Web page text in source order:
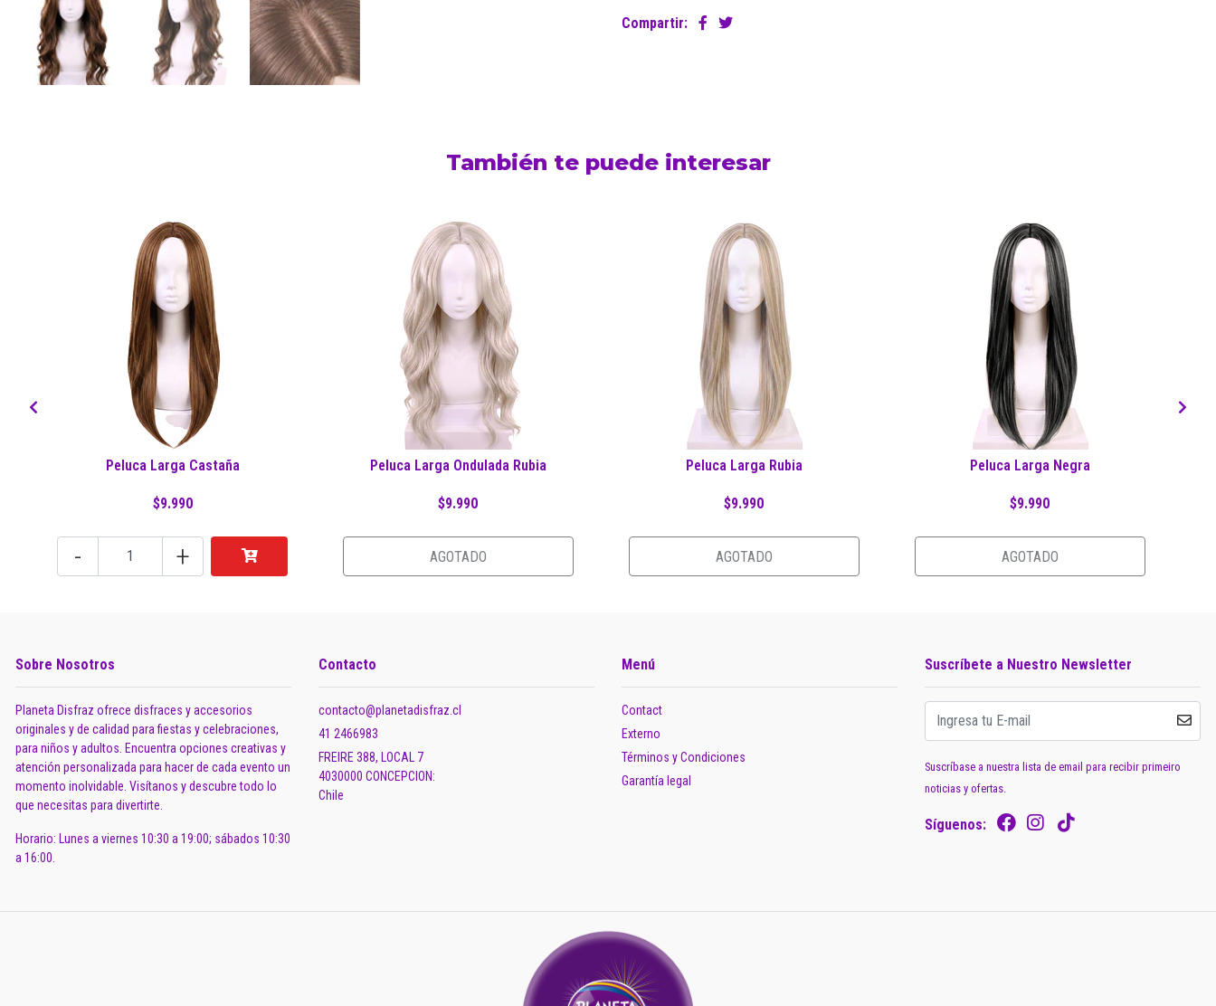
Compartir:
También te puede interesar
Peluca Larga Castaña
$9.990
- +
Peluca Larga Ondulada Rubia
$9.990
AGOTADO
Peluca Larga Rubia
$9.990
AGOTADO
Peluca Larga Negra
$9.990
AGOTADO
Sobre Nosotros
Planeta Disfraz ofrece disfraces y accesorios
originales y de calidad para fiestas y celebraciones,
para niños y adultos. Encuentra opciones creativas y
atención personalizada para hacer de cada evento un
momento inolvidable. Visítanos y descubre todo lo
que necesitas para divertirte.
Horario: Lunes a viernes 10:30 a 19:00; sábados 10:30
a 16:00.
Contacto
contacto@planetadisfraz.cl
41 2466983
FREIRE 388, LOCAL 7
4030000 CONCEPCION:
Chile
Menú
Contact
Externo
Términos y Condiciones
Garantía legal
Suscríbete a Nuestro Newsletter
Suscríbase a nuestra lista de email para recibir primeiro
noticias y ofertas.
Síguenos: